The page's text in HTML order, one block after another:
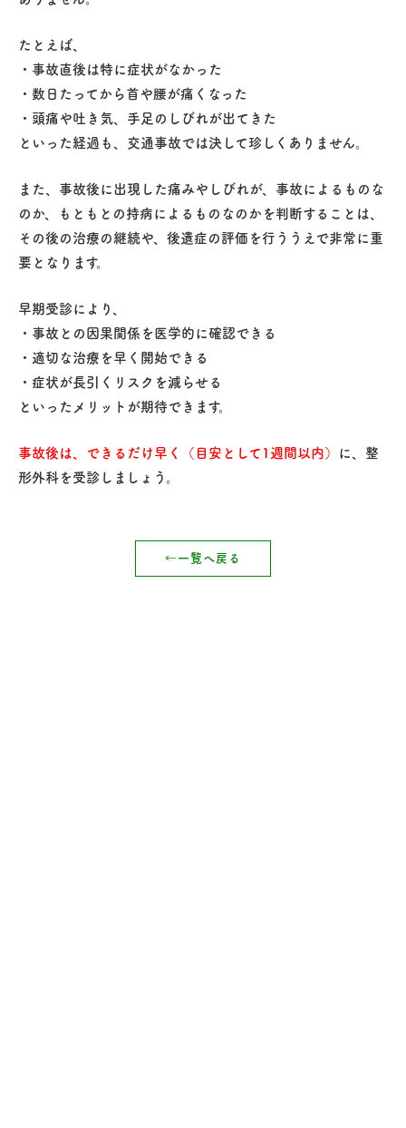
たとえば、
・事故直後は特に症状がなかった
・数日たってから首や腰が痛くなった
・頭痛や吐き気、手足のしびれが出てきた
といった経過も、交通事故では決して珍しくありません。
また、事故後に出現した痛みやしびれが、事故によるものな
のか、もともとの持病によるものなのかを判断することは、
その後の治療の継続や、後遺症の評価を行ううえで非常に重
要となります。
早期受診により、
・事故との因果関係を医学的に確認できる
・適切な治療を早く開始できる
・症状が長引くリスクを減らせる
といったメリットが期待できます。
事故後は、できるだけ早く（目安として1週間以内）
に、整
形外科を受診しましょう。
一覧へ戻る